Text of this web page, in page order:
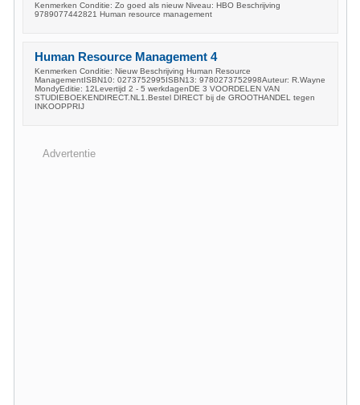
Kenmerken Conditie: Zo goed als nieuw Niveau: HBO Beschrijving
9789077442821 Human resource management
Human Resource Management 4
Kenmerken Conditie: Nieuw Beschrijving Human Resource
ManagementISBN10: 0273752995ISBN13: 9780273752998Auteur: R.Wayne
MondyEditie: 12Levertijd 2 - 5 werkdagenDE 3 VOORDELEN VAN
STUDIEBOEKENDIRECT.NL1.Bestel DIRECT bij de GROOTHANDEL tegen
INKOOPPRIJ
Advertentie